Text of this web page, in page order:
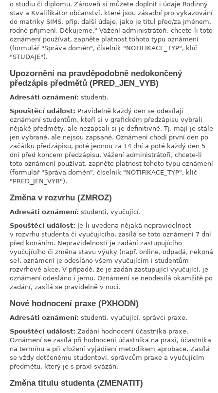
o studiu či diplomu. Zároveň si můžete doplnit i údaje Rodinný
stav a Kvalifikátor občanství, které jsou zásadní pro vykazování
do matriky SIMS, příp. další údaje, jako je titul před/za jménem,
rodné příjmení. Děkujeme." Vážení administrátoři, chcete-li toto
oznámení používat, zapněte platnost tohoto typu oznámení
(formulář "Správa domén", číselník "NOTIFIKACE_TYP", klíč
"STUDAJE").
Upozornění na pravděpodobně nedokončený
předzápis předmětů (PRED_JEN_VYB)
Adresáti oznámení: studenti.
Spouštěcí událost: Pravidelně každý den se odesílají
oznámení studentům, kteří si v grafickém předzápisu vybrali
nějaké předměty, ale nezapsali si je definitivně. Tj. mají je stále
jen vybrané, ale nejsou zapsané. Oznámení chodí první den po
začátku předzápisu, poté jednou za 14 dní a poté každý den 5
dní před koncem předzápisu. Vážení administrátoři, chcete-li
toto oznámení používat, zapněte platnost tohoto typu oznámení
(formulář "Správa domén", číselník "NOTIFIKACE_TYP", klíč
"PRED_JEN_VYB").
Změna v rozvrhu (ZMROZ)
Adresáti oznámení: studenti, vyučující.
Spouštěcí událost: Je-li uvedena nějaká nepravidelnost
v rozvrhu studenta či vyučujícího, zasílá se toto oznámení 7 dní
před konáním. Nepravidelností je zadání zastupujícího
vyučujícího či změna stavu výuky (např. online, odpadá, nekoná
se). oznámení je odesláno všem vyučujícím i studentům
rozvrhové akce. V případě, že je zadán zastupující vyučující, je
oznámení odesláno i jemu. Oznámení se neodesílá okamžitě po
zadání, zasílá se pravidelně v noci.
Nové hodnocení praxe (PXHODN)
Adresáti oznámení: studenti, vyučující, správci praxe.
Spouštěcí událost: Zadání hodnocení účastníka praxe.
Oznámení se zasílá při hodnocení účastníka na praxi, účastníka
na termínu a při vložení vyjádření metodikem aprobace. Zasílá
se vždy dotčenému studentovi, správcům praxe a vyučujícím
předmětu, který je s praxí svázán.
Změna titulu studenta (ZMENATIT)